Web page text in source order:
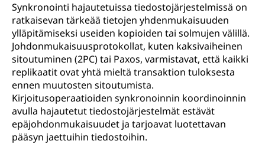
Synkronointi hajautetuissa tiedostojärjestelmissä on
ratkaisevan tärkeää tietojen yhdenmukaisuuden
ylläpitämiseksi useiden kopioiden tai solmujen välillä.
Johdonmukaisuusprotokollat, kuten kaksivaiheinen
sitoutuminen (2PC) tai Paxos, varmistavat, että kaikki
replikaatit ovat yhtä mieltä transaktion tuloksesta
ennen muutosten sitoutumista.
Kirjoitusoperaatioiden synkronoinnin koordinoinnin
avulla hajautetut tiedostojärjestelmät estävät
epäjohdonmukaisuudet ja tarjoavat luotettavan
pääsyn jaettuihin tiedostoihin.